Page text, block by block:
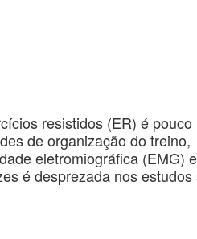
resistidos (ER) é pouco
de organização do treino,
eletromiográfica (EMG)
é desprezada nos estudos